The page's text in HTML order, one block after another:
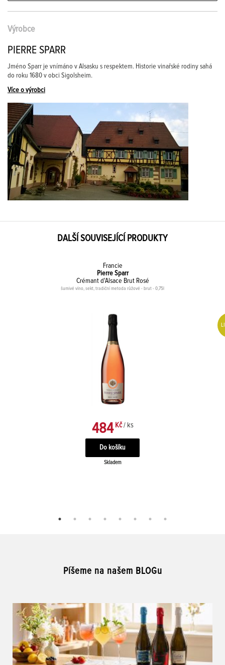
Výrobce
PIERRE SPARR
Jméno Sparr je vnímáno v Alsasku s respektem. Historie vinařské rodiny sahá
do roku 1680 v obci Sigolsheim.
Více o výrobci
DALŠÍ SOUVISEJÍCÍ PRODUKTY
Francie
Pierre Sparr
Crémant d'Alsace Brut Rosé
šumivé víno, sekt, tradiční metoda růžové - brut - 0,75l
484 Kč / ks
Skladem
Píšeme na našem BLOGu